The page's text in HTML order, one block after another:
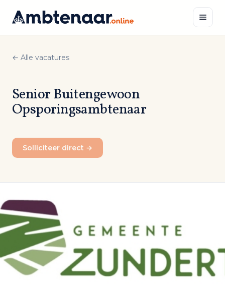
inhoud
← Alle vacatures
Senior Buitengewoon
Opsporingsambtenaar
Solliciteer direct →